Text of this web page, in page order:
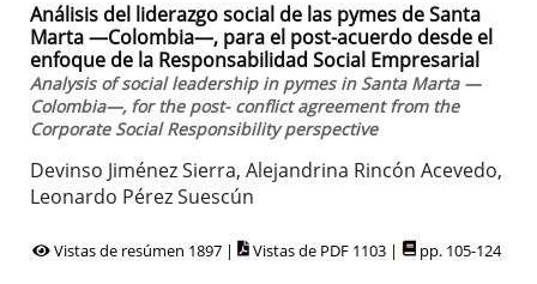
Análisis del liderazgo social de las pymes de Santa
Marta —Colombia—, para el post-acuerdo desde el
enfoque de la Responsabilidad Social Empresarial
Analysis of social leadership in pymes in Santa Marta —
Colombia—, for the post- conflict agreement from the
Corporate Social Responsibility perspective
Devinso Jiménez Sierra, Alejandrina Rincón Acevedo,
Leonardo Pérez Suescún
Vistas de resúmen 1897 | Vistas de PDF 1103 | pp. 105-124